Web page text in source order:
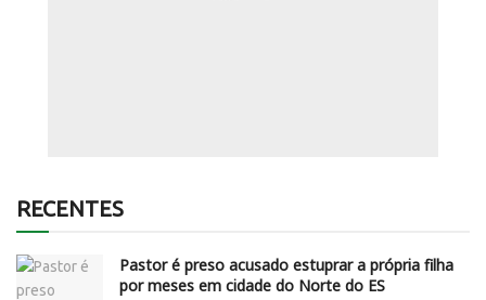
RECENTES
Pastor é preso acusado estuprar a própria filha
por meses em cidade do Norte do ES